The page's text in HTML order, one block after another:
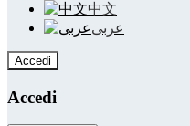
中文
عربى
Accedi
Accedi